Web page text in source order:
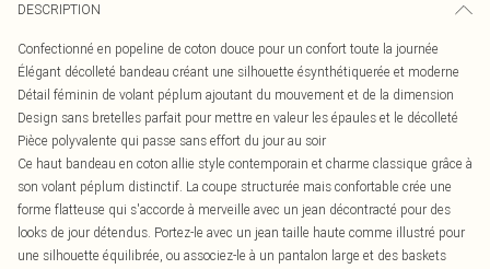
DESCRIPTION
Confectionné en popeline de coton douce pour un confort toute la journée
Élégant décolleté bandeau créant une silhouette ésynthétiquerée et moderne
Détail féminin de volant péplum ajoutant du mouvement et de la dimension
Design sans bretelles parfait pour mettre en valeur les épaules et le décolleté
Pièce polyvalente qui passe sans effort du jour au soir
Ce haut bandeau en coton allie style contemporain et charme classique grâce à
son volant péplum distinctif. La coupe structurée mais confortable crée une
forme flatteuse qui s'accorde à merveille avec un jean décontracté pour des
looks de jour détendus. Portez-le avec un jean taille haute comme illustré pour
une silhouette équilibrée, ou associez-le à un pantalon large et des baskets